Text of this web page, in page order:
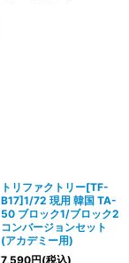
トリファクトリー[TF-
B17]1/72 現用 韓国 TA-
50 ブロック1/ブロック2
コンバージョンセット
(アカデミー用)
7,590円(税込)